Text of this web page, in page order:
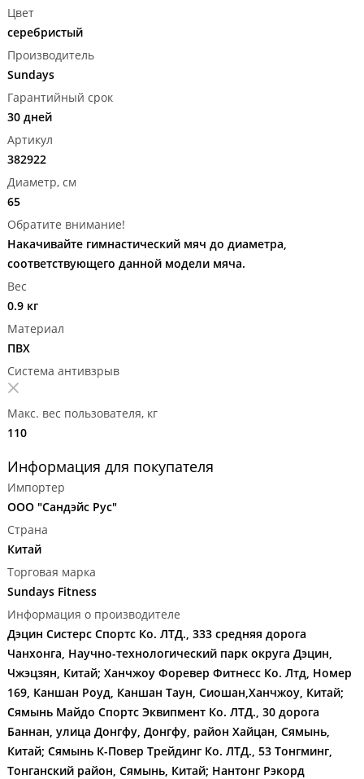
Цвет
серебристый
Производитель
Sundays
Гарантийный срок
30 дней
Артикул
382922
Диаметр, см
65
Обратите внимание!
Накачивайте гимнастический мяч до диаметра,
соответствующего данной модели мяча.
Вес
0.9 кг
Материал
ПВХ
Система антивзрыв
Макс. вес пользователя, кг
110
Информация для покупателя
Импортер
ООО "Сандэйс Рус"
Страна
Китай
Торговая марка
Sundays Fitness
Информация о производителе
Дэцин Систерс Спортс Ко. ЛТД., 333 средняя дорога
Чанхонга, Научно-технологический парк округа Дэцин,
Чжэцзян, Китай; Ханчжоу Форевер Фитнесс Ко. Лтд, Номер
169, Каншан Роуд, Каншан Таун, Сиошан,Ханчжоу, Китай;
Сямынь Майдо Спортс Эквипмент Ко. ЛТД., 30 дорога
Баннан, улица Донгфу, Донгфу, район Хайцан, Сямынь,
Китай; Сямынь К-Повер Трейдинг Ко. ЛТД., 53 Тонгминг,
Тонганский район, Сямынь, Китай; Нантонг Рэкорд